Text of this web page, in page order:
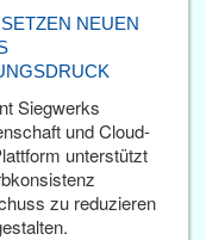
NEUEN
Siegwerks
und Cloud-
unterstützt
zu reduzieren